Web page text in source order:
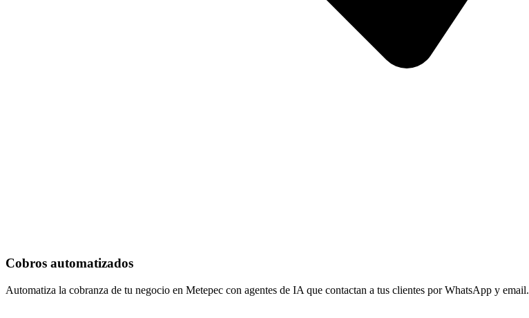
Cobros automatizados
Automatiza la cobranza de tu negocio en Metepec con agentes de IA que contactan a tus clientes por WhatsApp y email.